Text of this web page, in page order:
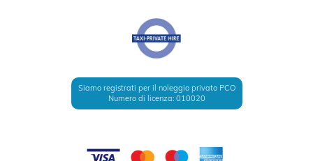
Siamo registrati per il noleggio privato PCO
Numero di licenza: 010020